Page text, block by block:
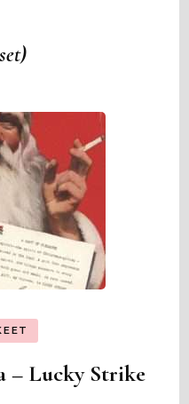
– Lucky Strike